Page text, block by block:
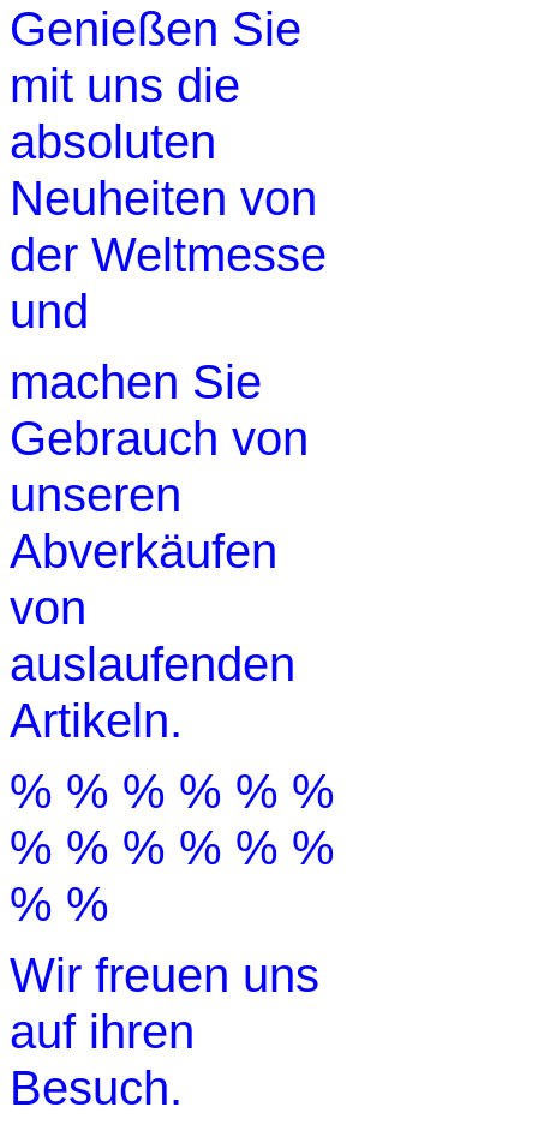
Genießen Sie
mit uns die
absoluten
Neuheiten von
der Weltmesse
und
machen Sie
Gebrauch von
unseren
Abverkäufen
von
auslaufenden
Artikeln.
% % % % % %
% % % % % %
% %
Wir freuen uns
auf ihren
Besuch.